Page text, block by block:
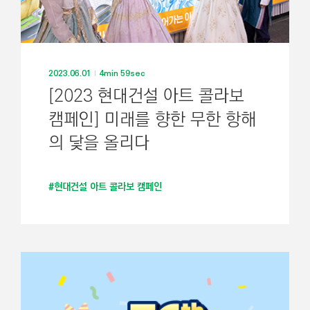
2023.06.01 4min 59sec
[2023 현대건설 아트 콜라보
캠페인] 미래를 향한 무한 항해
의 닻을 올리다
#현대건설 아트 콜라보 캠페인